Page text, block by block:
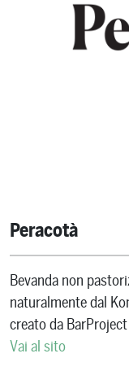
Peracotà
Bevanda non
naturalmente dal
creato da
Vai al sito